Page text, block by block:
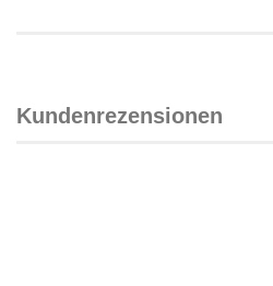
Kundenrezensionen